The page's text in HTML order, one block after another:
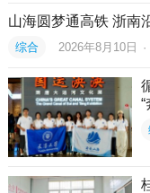
山海圆梦通高铁 浙南
综合 2026年8月10日 ·